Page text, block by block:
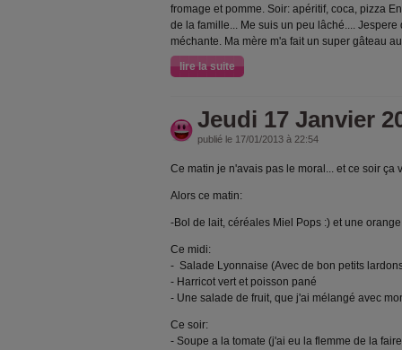
fromage et pomme. Soir: apéritif, coca, pizza
de la famille... Me suis un peu lâché....
méchante. Ma mère m'a fait un super gâteau
lire la suite
Jeudi 17 Janvier
publié le 17/01/2013 à 22:54
Ce matin je n'avais pas le moral... et ce soir ça
Alors ce matin:
-Bol de lait, céréales Miel Pops :) et une orange
Ce midi:
- Salade Lyonnaise (Avec de bon petits
- Harricot vert et poisson pané
- Une salade de fruit, que j'ai mélangé avec
Ce soir:
- Soupe a la tomate (j'ai eu la flemme de la